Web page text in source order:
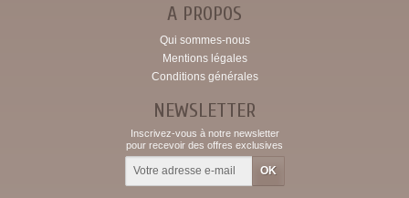
A PROPOS
Qui sommes-nous
Mentions légales
Conditions générales
NEWSLETTER
Inscrivez-vous à notre newsletter
pour recevoir des offres exclusives